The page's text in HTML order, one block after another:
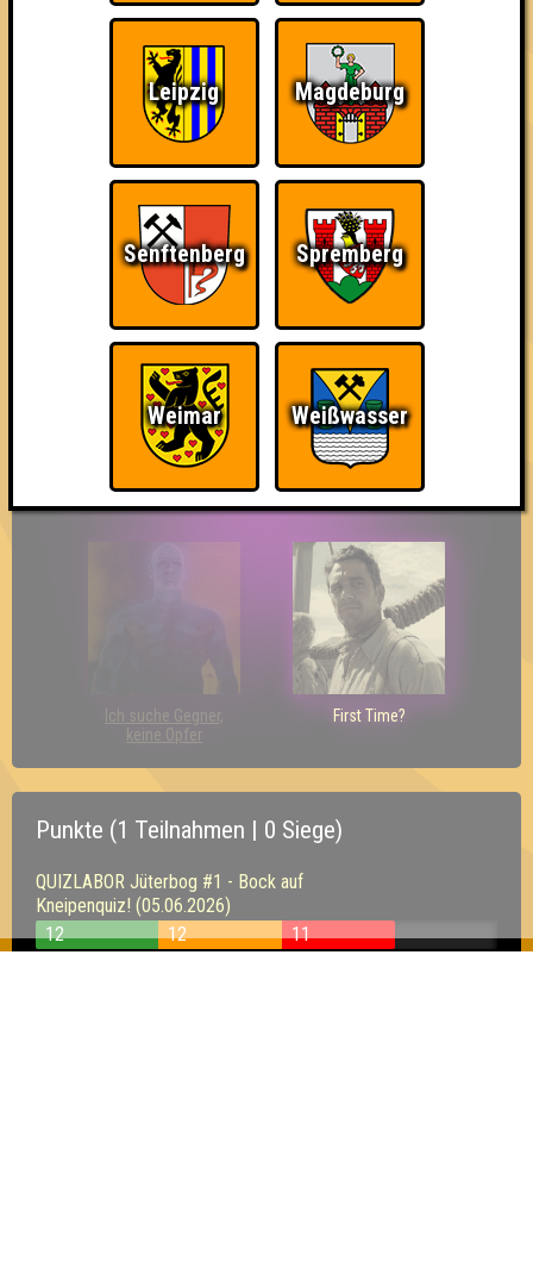
Knapp daneben! So kurz vorm Sieg!
The Last of Us Wir sind ERSTER?!
Ich suche Gegner,
keine Opfer
First Time?
Punkte (1 Teilnahmen | 0 Siege)
QUIZLABOR Jüterbog #1 - Bock auf
Kneipenquiz! (05.06.2026)
12
12 11
Leipzig Magdeburg
Senftenberg Spremberg
Weimar Weißwasser